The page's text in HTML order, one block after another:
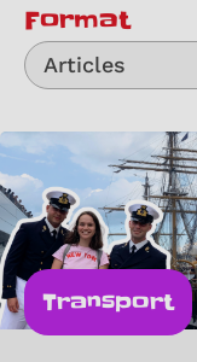
Format
Articles
Transport